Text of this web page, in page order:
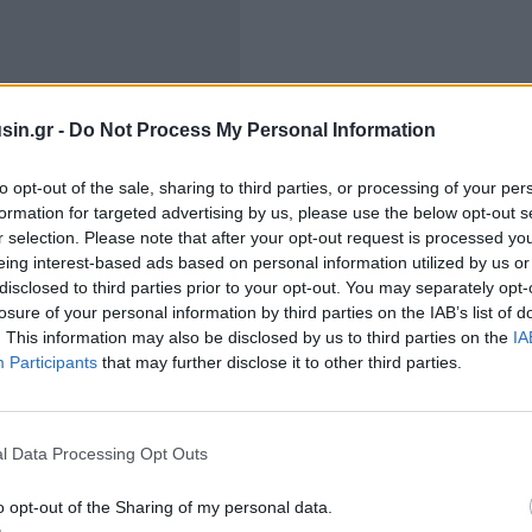
- Do Not Process My Personal Information
opt-out of the sale, sharing to third parties, or processing of your
for targeted advertising by us, please use the below opt-out
selection. Please note that after your opt-out request is processed
interest-based ads based on personal information utilized by us
to third parties prior to your opt-out. You may separately
of your personal information by third parties on the IAB’s list of
This information may also be disclosed by us to third parties on the
Participants that may further disclose it to other third parties.
Data Processing Opt Outs
opt-out of the Sharing of my personal data.
στο Βόρειο Ιόνιο, δυτικά της Κέρκυρας, η
τρίμηνο του τρέχοντος έτους είτε στο πρώτο τρίμηνο
κάτι που αξίζει να διερευνήσουμε περαιτέρω»,
Ανδρέας Σιάμισιης, ενώ σύμφωνα με το
στον Φεβρουάριο του 2027.
συμμετέχουν η Energean και η ExxonMobil.
στα οποία η εταιρεία δραστηριοποιείται μαζί με
αναδιάρθρωση του χαρτοφυλακίου, δεδομένων